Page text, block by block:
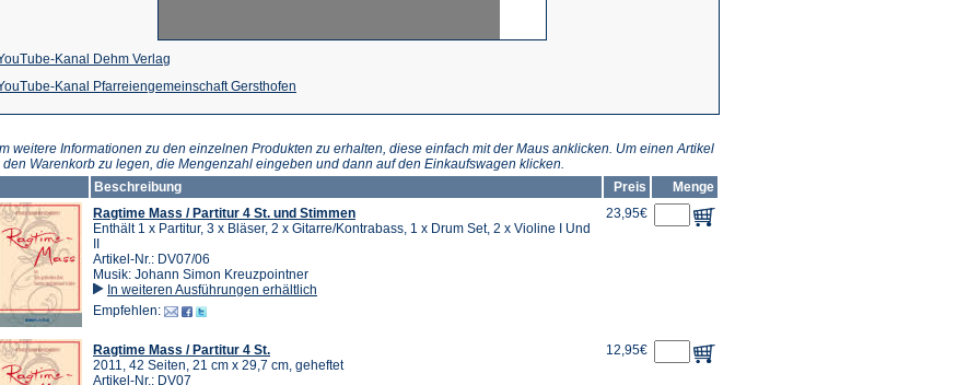
Kanal Dehm Verlag
in
einem
neuen
Tab)
Kanal Pfarreiengemeinschaft Gersthofen
in
neuen
Tab)
weitere Informationen zu den einzelnen Produkten zu erhalten, diese einfach mit der Maus anklicken. Um einen Artikel
den Warenkorb zu legen, die Mengenzahl eingeben und dann auf den Einkaufswagen klicken.
Beschreibung
Preis
Menge
Ragtime Mass / Partitur 4 St. und Stimmen
Enthält 1 x Partitur, 3 x Bläser, 2 x Gitarre/Kontrabass, 1 x Drum Set, 2 x Violine I Und
Artikel-Nr.: DV07/06
Musik: Johann Simon Kreuzpointner
In weiteren Ausführungen erhältlich
Empfehlen:
23,95€
Ragtime Mass / Partitur 4 St.
2011, 42 Seiten, 21 cm x 29,7 cm, geheftet
Artikel-Nr.: DV07
12,95€